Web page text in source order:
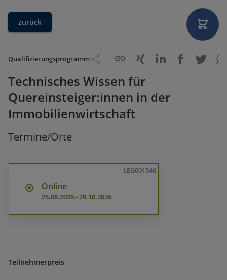
zurück
Qualifizierungsprogramm
Technisches Wissen für
Quereinsteiger:innen in der
Immobilienwirtschaft
Termine/Orte
LEG001546
Online
25.08.2026-29.10.2026
Teilnehmerpreis